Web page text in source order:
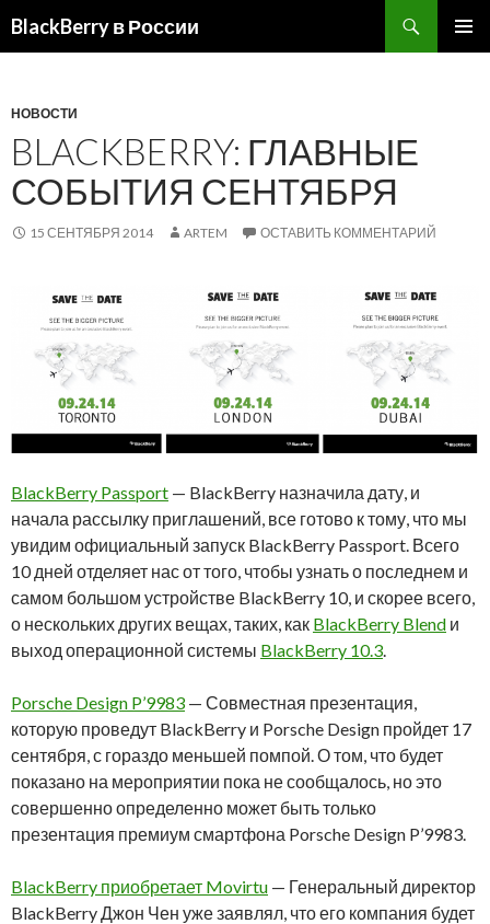
BlackBerry в России
НОВОСТИ
BLACKBERRY: ГЛАВНЫЕ
СОБЫТИЯ СЕНТЯБРЯ
15 СЕНТЯБРЯ 2014 ARTEM ОСТАВИТЬ КОММЕНТАРИЙ
BlackBerry Passport — BlackBerry назначила дату, и
начала рассылку приглашений, все готово к тому, что мы
увидим официальный запуск BlackBerry Passport. Всего
10 дней отделяет нас от того, чтобы узнать о последнем и
самом большом устройстве BlackBerry 10, и скорее всего,
о нескольких других вещах, таких, как BlackBerry Blend и
выход операционной системы BlackBerry 10.3.
Porsche Design P’9983 — Совместная презентация,
которую проведут BlackBerry и Porsche Design пройдет 17
сентября, с гораздо меньшей помпой. О том, что будет
показано на мероприятии пока не сообщалось, но это
совершенно определенно может быть только
презентация премиум смартфона Porsche Design P’9983.
BlackBerry приобретает Movirtu — Генеральный директор
BlackBerry Джон Чен уже заявлял, что его компания будет